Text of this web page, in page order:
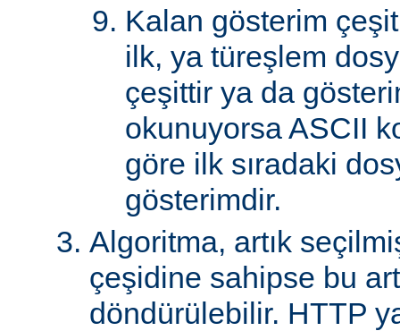
Kalan gösterim
ilk, ya türeşlem
çeşittir ya da
okunuyorsa ASCII
göre ilk sıradaki
gösterimdir.
Algoritma, artık
çeşidine sahipse bu
döndürülebilir. HTTP